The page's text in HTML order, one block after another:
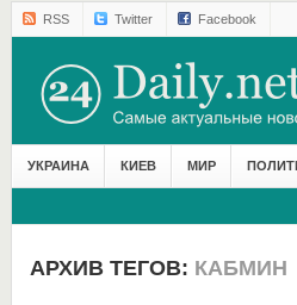
RSS Twitter Facebook
УКРАИНА КИЕВ МИР
АРХИВ ТЕГОВ: КАБМИН